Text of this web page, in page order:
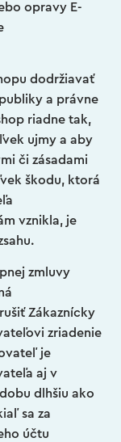
opravy E-
dodržiavať
a právne
riadne tak,
ujmy a aby
či zásadami
škodu, ktorá
vznikla, je
zmluvy
Zákaznícky
zriadenie
je
aj v
dlhšiu ako
sa za
účtu